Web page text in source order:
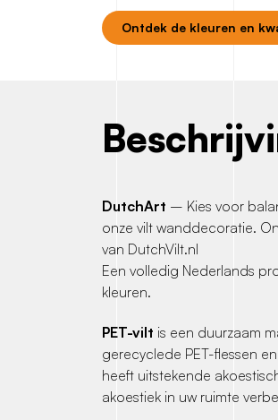
Ontdek de kleuren en
DutchArt – Kies voor
onze vilt wanddecoratie.
van DutchVilt.nl
Een volledig Nederlands
kleuren.
PET-vilt is een duurzaam
gerecyclede PET-flessen
heeft uitstekende
akoestiek in uw ruimte